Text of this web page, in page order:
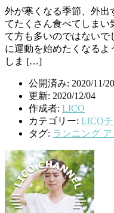
外が寒くなる季節、外出
てたくさん食べてしまい
て方も多いのではないで
に運動を始めたくなるよ
しま […]
公開済み: 2020/11/20
更新: 2020/12/04
作成者: LICO
カテゴリー: LICO
タグ: ランニング ア